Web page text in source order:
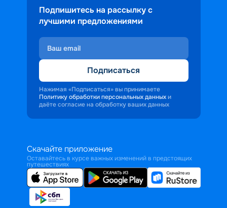
Подпишитесь на рассылку с
лучшими предложениями
Подписаться
Нажимая «Подписаться» вы принимаете
Политику обработки персональных данных и
даёте согласие на обработку ваших данных
Скачайте приложение
Оставайтесь в курсе важных изменений в предстоящих
путешествиях